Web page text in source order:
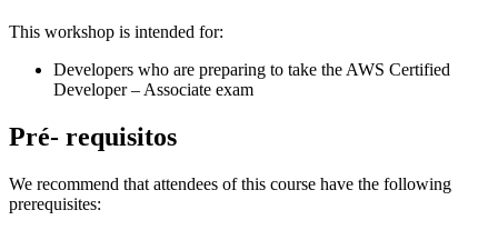
This workshop is intended for:
Developers who are preparing to take the AWS Certified
Developer – Associate exam
Pré- requisitos
We recommend that attendees of this course have the following
prerequisites: